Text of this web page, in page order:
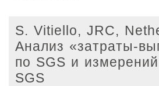
S. Vitiello, JRC,
Анализ «затраты-
по SGS и
SGS